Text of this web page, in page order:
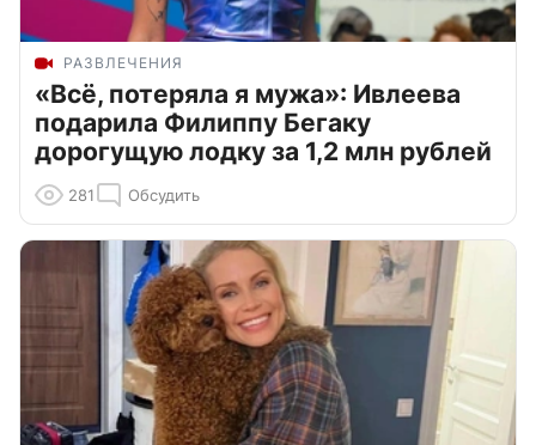
РАЗВЛЕЧЕНИЯ
«Всё, потеряла я мужа»: Ивлеева
подарила Филиппу Бегаку
дорогущую лодку за 1,2 млн рублей
281 Обсудить